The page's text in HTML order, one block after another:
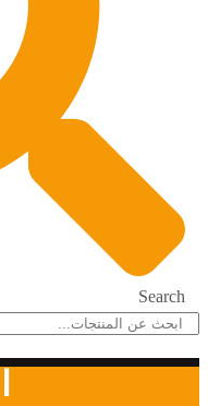
Search